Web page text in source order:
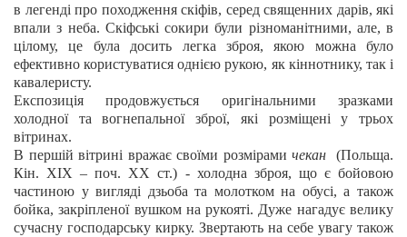
в легенді про походження скіфів, серед священних дарів, які
впали з неба. Скіфські сокири були різноманітними, але, в
цілому, це була досить легка зброя, якою можна було
ефективно користуватися однією рукою, як кіннотнику, так і
кавалеристу.
Експозиція продовжується оригінальними зразками
холодної та вогнепальної зброї, які розміщені у трьох
вітринах.
В першій вітрині вражає своїми розмірами чекан (Польща.
Кін. ХІХ – поч. ХХ ст.) - холодна зброя, що є бойовою
частиною у вигляді дзьоба та молотком на обусі, а також
бойка, закріпленої вушком на рукояті. Дуже нагадує велику
сучасну господарську кирку. Звертають на себе увагу також